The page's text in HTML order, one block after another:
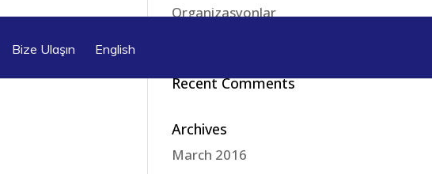
Bize Ulaşın English
Organizasyonlar
Recent Comments
Archives
March 2016